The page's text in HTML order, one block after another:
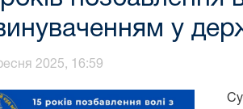
у
2025, 16:59